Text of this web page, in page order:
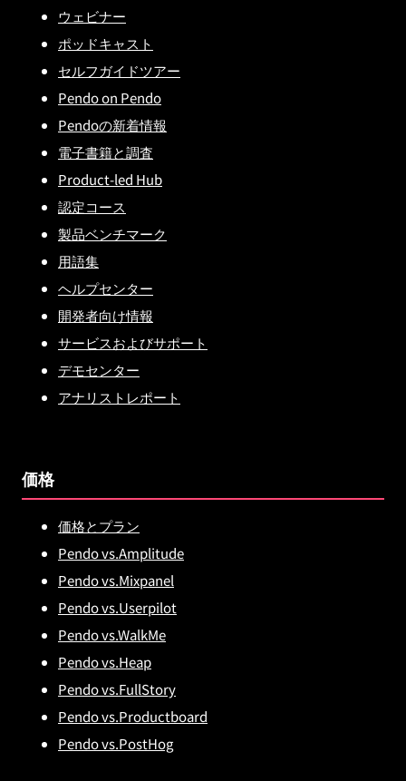
ウェビナー
ポッドキャスト
セルフガイドツアー
Pendo on Pendo
Pendoの新着情報
電子書籍と調査
Product-led Hub
認定コース
製品ベンチマーク
用語集
ヘルプセンター
開発者向け情報
サービスおよびサポート
デモセンター
アナリストレポート
価格
価格とプラン
Pendo vs.Amplitude
Pendo vs.Mixpanel
Pendo vs.Userpilot
Pendo vs.WalkMe
Pendo vs.Heap
Pendo vs.FullStory
Pendo vs.Productboard
Pendo vs.PostHog